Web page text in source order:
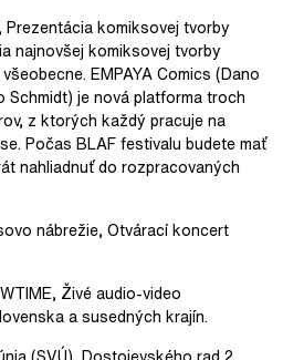
Prezentácia komiksovej tvorby
najnovšej komiksovej tvorby
EMPAYA Comics (Dano
Schmidt) je nová platforma troch
z ktorých každý pracuje na
Počas BLAF festivalu budete mať
nahliadnuť do rozpracovaných
nábrežie, Otvárací koncert
Živé audio-video
a susedných krajín.